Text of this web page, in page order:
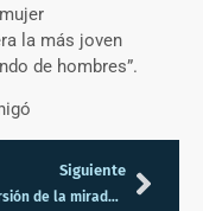
la más joven
de hombres”.
Siguiente
La conversión de la mirada: EL CLIMAF